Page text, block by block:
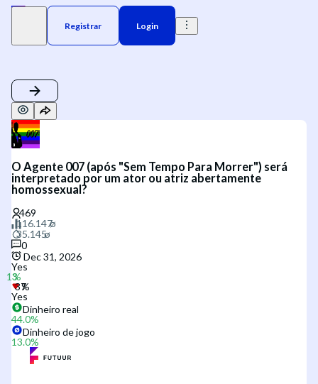
Registrar Login
O Agente 007 (após "Sem Tempo Para Morrer") será
interpretado por um ator ou atriz abertamente
homossexual?
0
Dec 31, 2026
Yes
Yes
Dinheiro real
44.0%
Dinheiro de jogo
13.0%